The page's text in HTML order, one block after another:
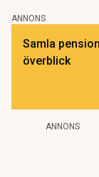
ANNONS
Samla
överblick
ANNONS